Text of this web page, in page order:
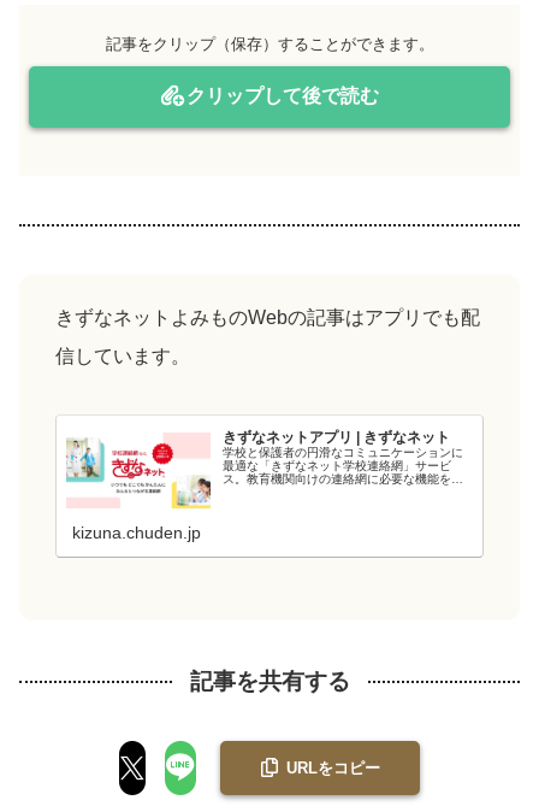
記事をクリップ（保存）することができます。
クリップして後で読む
きずなネットよみものWebの記事はアプリでも配
信しています。
きずなネットアプリ | きずなネット
学校と保護者の円滑なコミュニケーションに
最適な「きずなネット学校連絡網」サービ
ス。教育機関向けの連絡網に必要な機能を備
kizuna.chuden.jp
記事を共有する
URLをコピー